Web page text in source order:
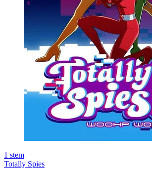
1 stem
Totally Spies